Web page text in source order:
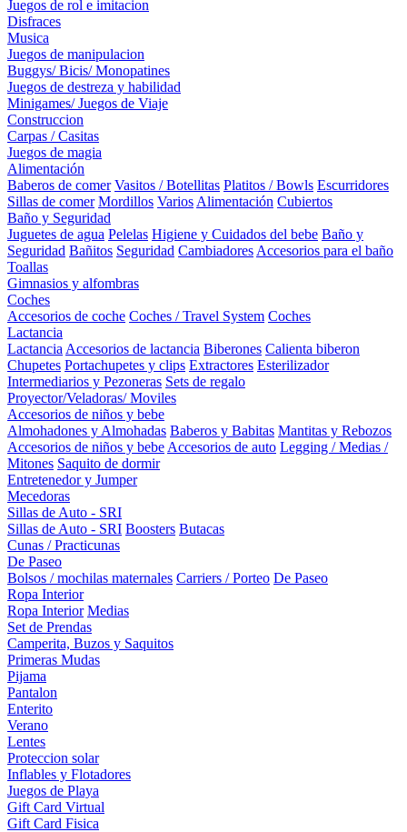
Juegos de rol e imitacion
Disfraces
Musica
Juegos de manipulacion
Buggys/ Bicis/ Monopatines
Juegos de destreza y habilidad
Minigames/ Juegos de Viaje
Construccion
Carpas / Casitas
Juegos de magia
Alimentación
Baberos de comer Vasitos / Botellitas Platitos / Bowls Escurridores
Sillas de comer Mordillos Varios Alimentación Cubiertos
Baño y Seguridad
Juguetes de agua Pelelas Higiene y Cuidados del bebe Baño y
Seguridad Bañitos Seguridad Cambiadores Accesorios para el baño
Toallas
Gimnasios y alfombras
Coches
Accesorios de coche Coches / Travel System Coches
Lactancia
Lactancia Accesorios de lactancia Biberones Calienta biberon
Chupetes Portachupetes y clips Extractores Esterilizador
Intermediarios y Pezoneras Sets de regalo
Proyector/Veladoras/ Moviles
Accesorios de niños y bebe
Almohadones y Almohadas Baberos y Babitas Mantitas y Rebozos
Accesorios de niños y bebe Accesorios de auto Legging / Medias /
Mitones Saquito de dormir
Entretenedor y Jumper
Mecedoras
Sillas de Auto - SRI
Sillas de Auto - SRI Boosters Butacas
Cunas / Practicunas
De Paseo
Bolsos / mochilas maternales Carriers / Porteo De Paseo
Ropa Interior
Ropa Interior Medias
Set de Prendas
Camperita, Buzos y Saquitos
Primeras Mudas
Pijama
Pantalon
Enterito
Verano
Lentes
Proteccion solar
Inflables y Flotadores
Juegos de Playa
Gift Card Virtual
Gift Card Fisica